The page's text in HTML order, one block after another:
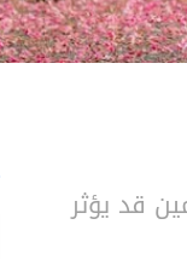
قد يؤثر